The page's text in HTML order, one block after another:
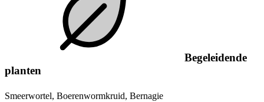
Begeleidende
planten
Smeerwortel, Boerenwormkruid, Bernagie